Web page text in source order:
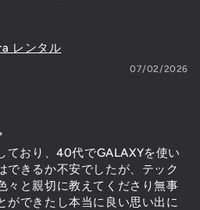
レンタル
07/02/2026
ており、40代でGALAXYを使い
できるか不安でしたが、テック
々と親切に教えてくださり無事
ができたし本当に良い思い出に